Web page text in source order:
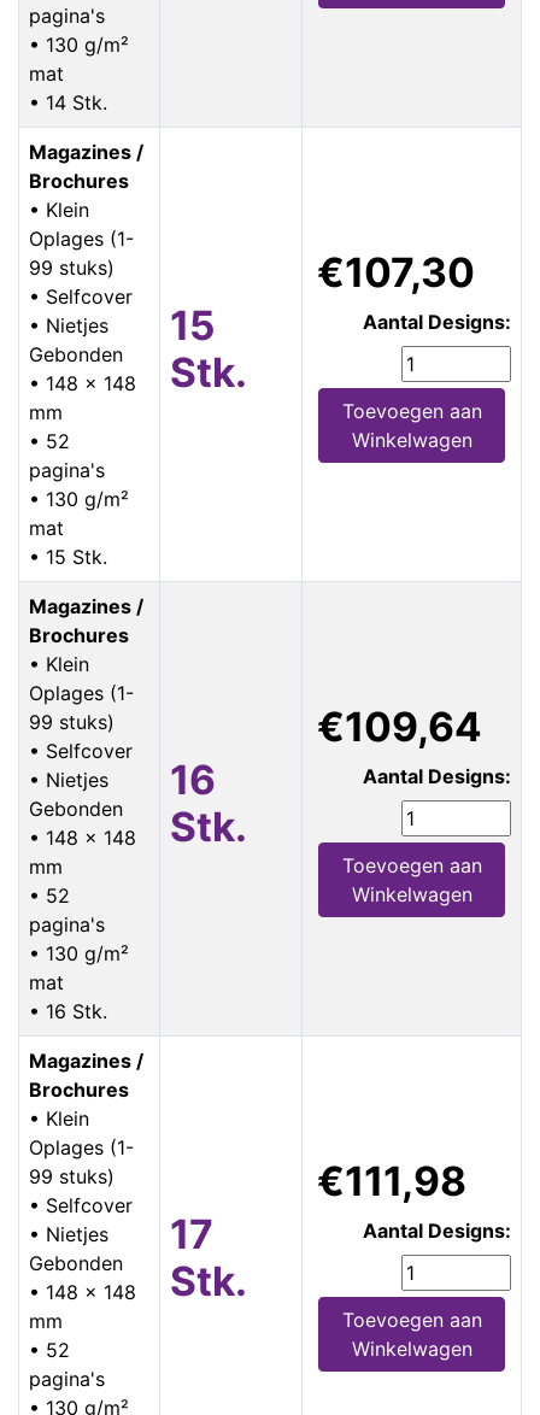
pagina's
• 130 g/m²
mat
• 14 Stk.
Magazines /
Brochures
• Klein
Oplages (1-
99 stuks)
• Selfcover
• Nietjes
Gebonden
• 148 x 148
mm
• 52
pagina's
• 130 g/m²
mat
• 15 Stk.
15
Stk.
€107,30
Aantal Designs:
Toevoegen aan
Winkelwagen
Magazines /
Brochures
• Klein
Oplages (1-
99 stuks)
• Selfcover
• Nietjes
Gebonden
• 148 x 148
mm
• 52
pagina's
• 130 g/m²
mat
• 16 Stk.
16
Stk.
€109,64
Aantal Designs:
Toevoegen aan
Winkelwagen
Magazines /
Brochures
• Klein
Oplages (1-
99 stuks)
• Selfcover
• Nietjes
Gebonden
• 148 x 148
mm
• 52
pagina's
• 130 g/m²
17
Stk.
€111,98
Aantal Designs:
Toevoegen aan
Winkelwagen